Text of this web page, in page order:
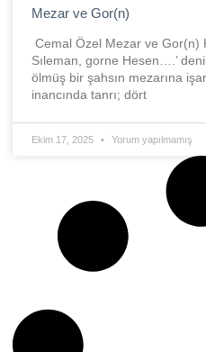
Mezar ve Gor(n)
Cemal Özel Mezar ve Gor(n)
Sıleman, gorne Hesen….’
ölmüş bir şahsın mezarına
inancında tanrı; dört
Ekim 17, 2025 Yorum yapılmamış